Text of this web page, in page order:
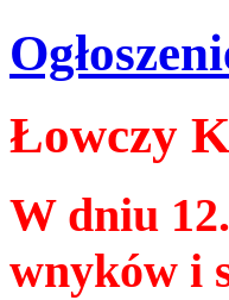
Łowczy
W dniu
wnyków i